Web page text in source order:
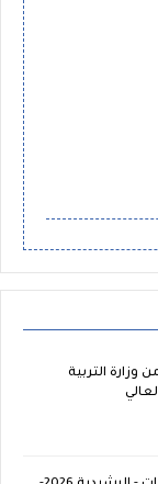
العطل المدرسية 2025 2026 من وزارة التربية